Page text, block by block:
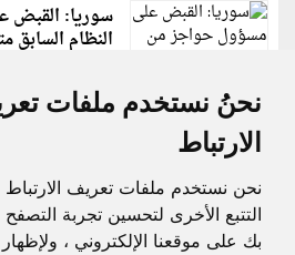
نحنُ نستخدم ملفات
الارتباط
نحن نستخدم ملفات تعريف الارتباط
التتبع الأخرى لتحسين تجربة
بك على موقعنا الإلكتروني ،
سوريا: القبض
النظام
جميع الحقوق محفوظة لدنيا الوطن © 2003